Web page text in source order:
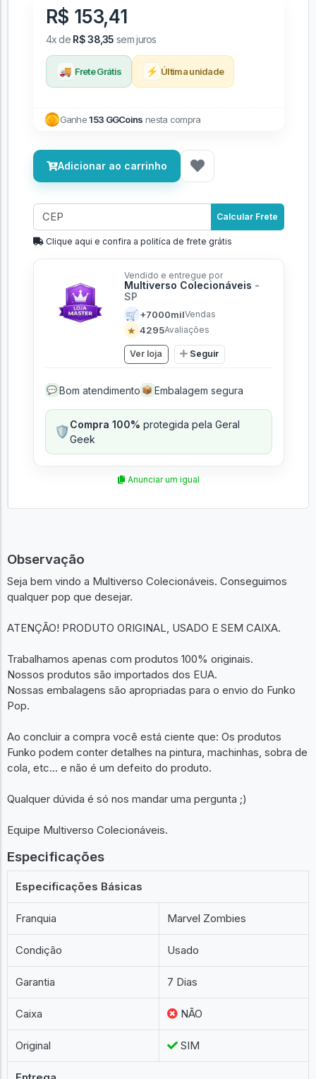
R$ 153,41
4x de R$ 38,35 sem juros
🚚 Frete Grátis ⚡ Última unidade
Ganhe153 GGCoins nesta compra
Adicionar ao carrinho
Calcular Frete
Clique aqui e confira a politíca de frete grátis
Vendido e entregue por
Multiverso Colecionáveis -
SP
🛒 +7000milVendas
★ 4295Avaliações
Ver loja Seguir
💬 Bom atendimento 📦 Embalagem segura
🛡️Compra 100% protegida pela Geral
Geek
Anunciar um igual
Observação
Seja bem vindo a Multiverso Colecionáveis. Conseguimos
qualquer pop que desejar.
ATENÇÃO! PRODUTO ORIGINAL, USADO E SEM CAIXA.
Trabalhamos apenas com produtos 100% originais.
Nossos produtos são importados dos EUA.
Nossas embalagens são apropriadas para o envio do Funko
Pop.
Ao concluir a compra você está ciente que: Os produtos
Funko podem conter detalhes na pintura, machinhas, sobra de
cola, etc... e não é um defeito do produto.
Qualquer dúvida é só nos mandar uma pergunta ;)
Equipe Multiverso Colecionáveis.
Especificações
Especificações Básicas
Franquia Marvel Zombies
Condição Usado
Garantia 7 Dias
Caixa NÃO
Original SIM